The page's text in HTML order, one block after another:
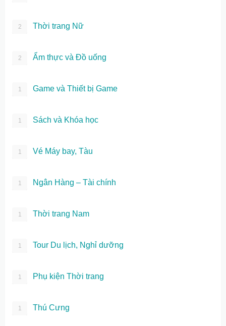
2 Thời trang Nữ
2 Ẩm thực và Đồ uống
1 Game và Thiết bị Game
1 Sách và Khóa học
1 Vé Máy bay, Tàu
1 Ngân Hàng – Tài chính
1 Thời trang Nam
1 Tour Du lịch, Nghỉ dưỡng
1 Phụ kiện Thời trang
1 Thú Cưng